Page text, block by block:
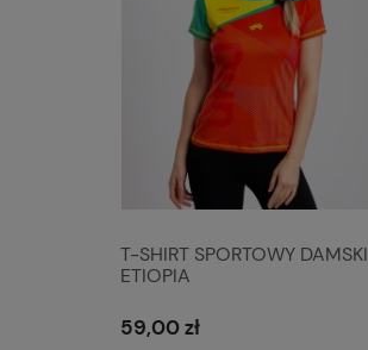
T-SHIRT SPORTOWY DAMSKI
ETIOPIA
59,00 zł